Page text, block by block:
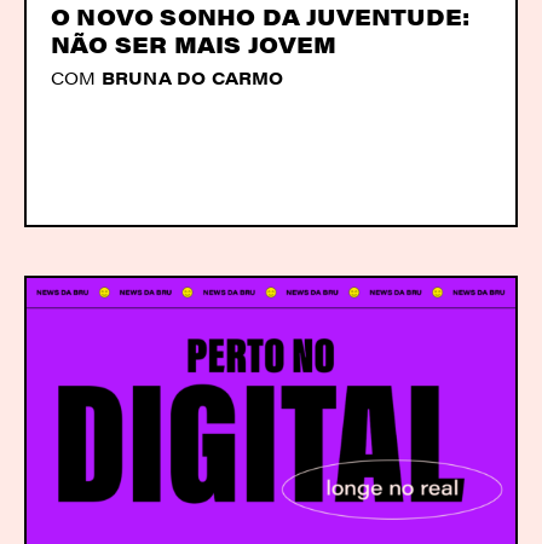
O NOVO SONHO DA JUVENTUDE:
NÃO SER MAIS JOVEM
COM BRUNA DO CARMO